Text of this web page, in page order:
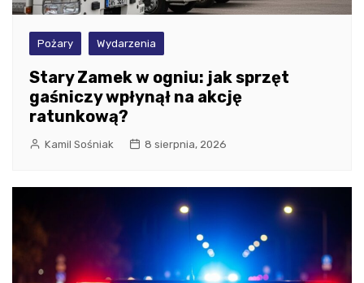
Pożary Wydarzenia
Stary Zamek w ogniu: jak sprzęt
gaśniczy wpłynął na akcję
ratunkową?
Kamil Sośniak 8 sierpnia, 2026